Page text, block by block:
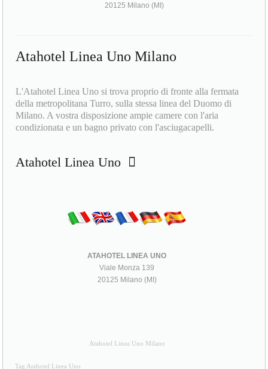
20125 Milano (MI)
Atahotel Linea Uno Milano
L'Atahotel Linea Uno si trova proprio di fronte alla fermata
della metropolitana Turro, sulla stessa linea del Duomo di
Milano. A vostra disposizione ampie camere con l'aria
condizionata e un bagno privato con l'asciugacapelli.
Atahotel Linea Uno
ATAHOTEL LINEA UNO
Viale Monza 139
20125 Milano (MI)
Atahotel Linea Uno Milano
Tag Atahotel Linea Uno